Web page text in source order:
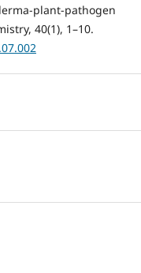
plant-pathogen
40(1), 1–10.